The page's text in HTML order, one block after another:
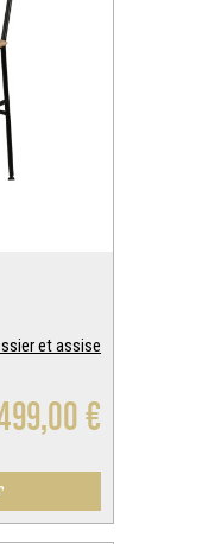
et assise
€